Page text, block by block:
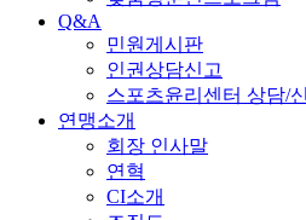
Q&A
민원게시판
인권상담신고
스포츠윤리센터 상담/
연맹소개
회장 인사말
연혁
CI소개